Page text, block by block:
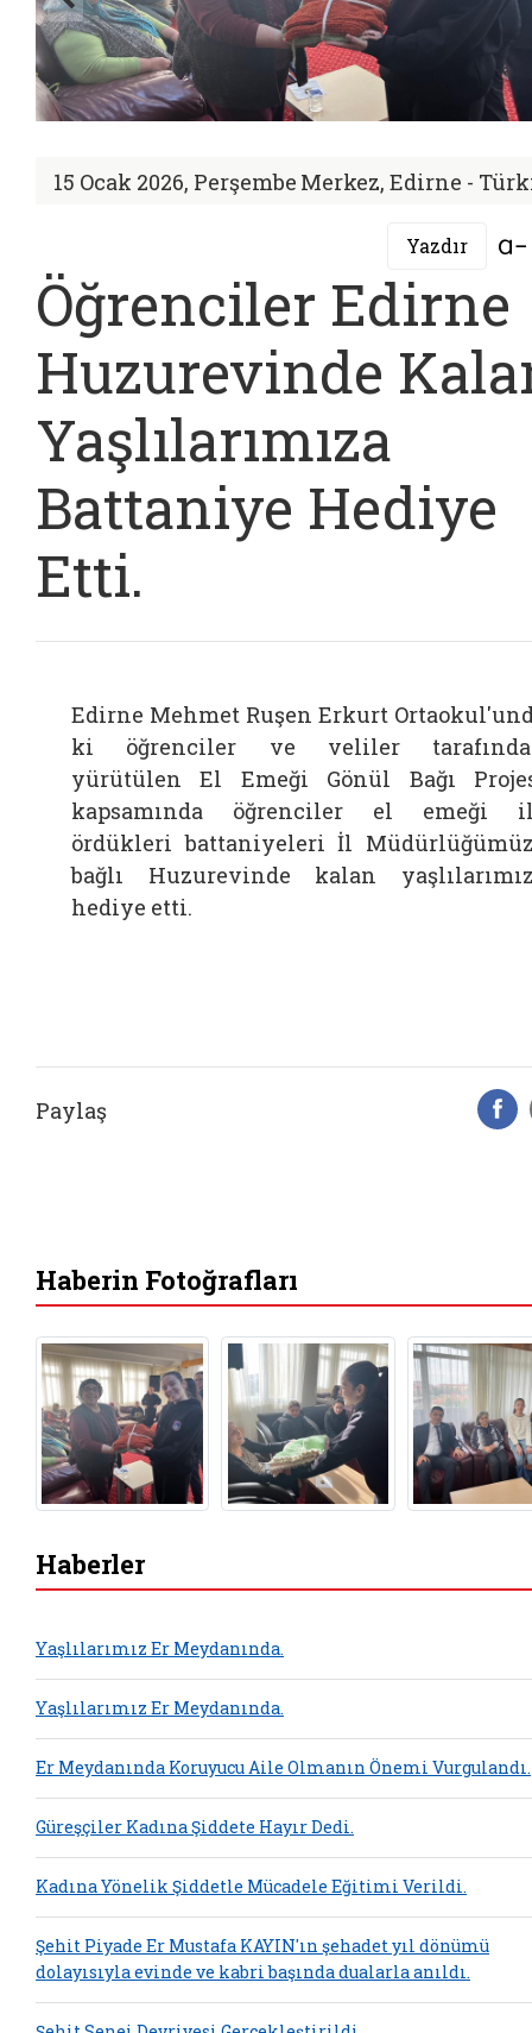
15 Ocak 2026, Perşembe Merkez, Edirne -
Yazdır
Öğrenciler Edirne
Huzurevinde
Yaşlılarımıza
Battaniye Hediye
Etti.
Edirne Mehmet Ruşen Erkurt
ki öğrenciler ve veliler
yürütülen El Emeği Gönül Bağı
kapsamında öğrenciler el emeği
ördükleri battaniyeleri İl
bağlı Huzurevinde kalan
hediye etti.
Paylaş
Haberin Fotoğrafları
Haberler
Yaşlılarımız Er Meydanında.
Yaşlılarımız Er Meydanında.
Er Meydanında Koruyucu Aile Olmanın Önemi Vurgulandı.
Güreşçiler Kadına Şiddete Hayır Dedi.
Kadına Yönelik Şiddetle Mücadele Eğitimi Verildi.
Şehit Piyade Er Mustafa KAYIN'ın şehadet yıl dönümü
dolayısıyla evinde ve kabri başında dualarla anıldı.